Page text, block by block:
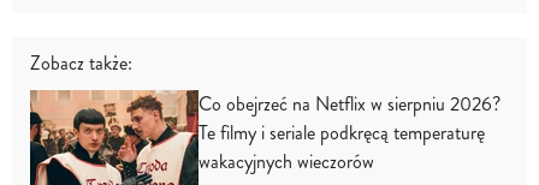
Zobacz także:
Co obejrzeć na Netflix w sierpniu 2026?
Te filmy i seriale podkręcą temperaturę
wakacyjnych wieczorów